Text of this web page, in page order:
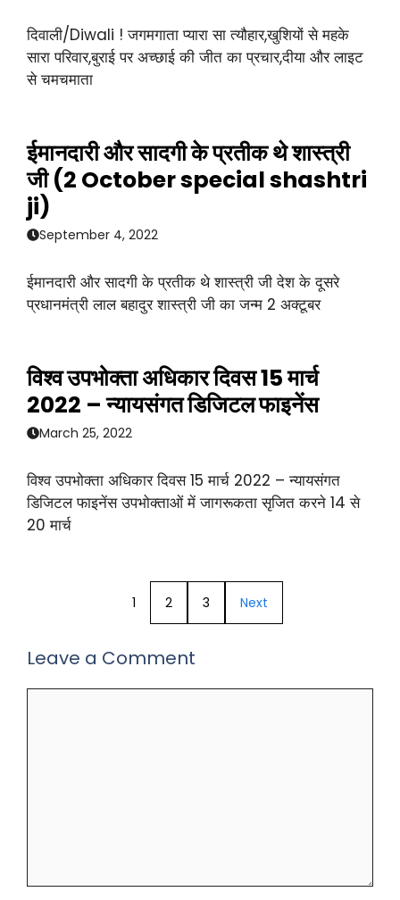
दिवाली/Diwali ! जगमगाता प्यारा सा त्यौहार,खुशियों से महके
सारा परिवार,बुराई पर अच्छाई की जीत का प्रचार,दीया और लाइट
से चमचमाता
ईमानदारी और सादगी के प्रतीक थे शास्त्री
जी (2 October special shashtri
ji)
September 4, 2022
ईमानदारी और सादगी के प्रतीक थे शास्त्री जी देश के दूसरे
प्रधानमंत्री लाल बहादुर शास्त्री जी का जन्म 2 अक्टूबर
विश्व उपभोक्ता अधिकार दिवस 15 मार्च
2022 – न्यायसंगत डिजिटल फाइनेंस
March 25, 2022
विश्व उपभोक्ता अधिकार दिवस 15 मार्च 2022 – न्यायसंगत
डिजिटल फाइनेंस उपभोक्ताओं में जागरूकता सृजित करने 14 से
20 मार्च
1 2 3 Next
Leave a Comment